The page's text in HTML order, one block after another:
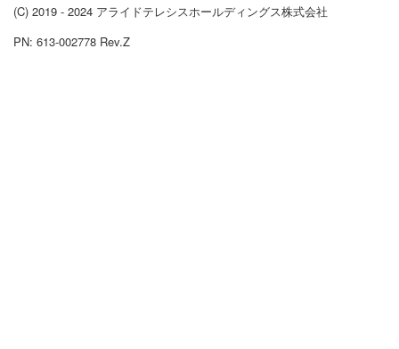
(C) 2019 - 2024 アライドテレシスホールディングス株式会社
PN: 613-002778 Rev.Z